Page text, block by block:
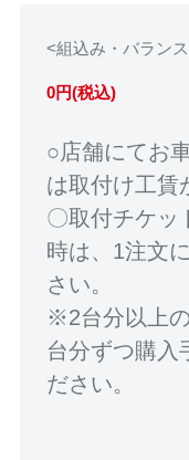
<組込み・バラン
0円(税込)
○店舗にてお
は取付け工賃
〇取付チケッ
時は、1注文
さい。
※2台分以上
台分ずつ購入
ださい。